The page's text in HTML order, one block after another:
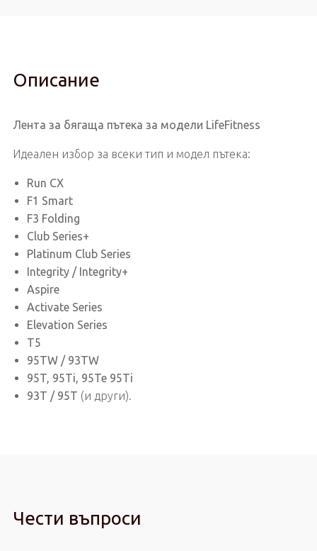
Описание
Лента за бягаща пътека за модели LifeFitness
Идеален избор за всеки тип и модел пътека:
Run CX
F1 Smart
F3 Folding
Club Series+
Platinum Club Series
Integrity / Integrity+
Aspire
Activate Series
Elevation Series
T5
95TW / 93TW
95T, 95Ti, 95Te 95Ti
93T / 95T (и други).
Чести въпроси